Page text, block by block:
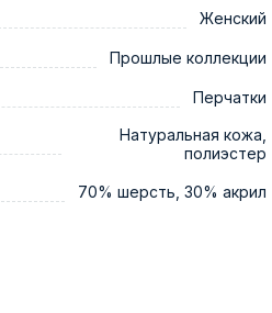
Женский
Прошлые коллекции
Перчатки
Натуральная кожа,
полиэстер
70% шерсть, 30% акрил